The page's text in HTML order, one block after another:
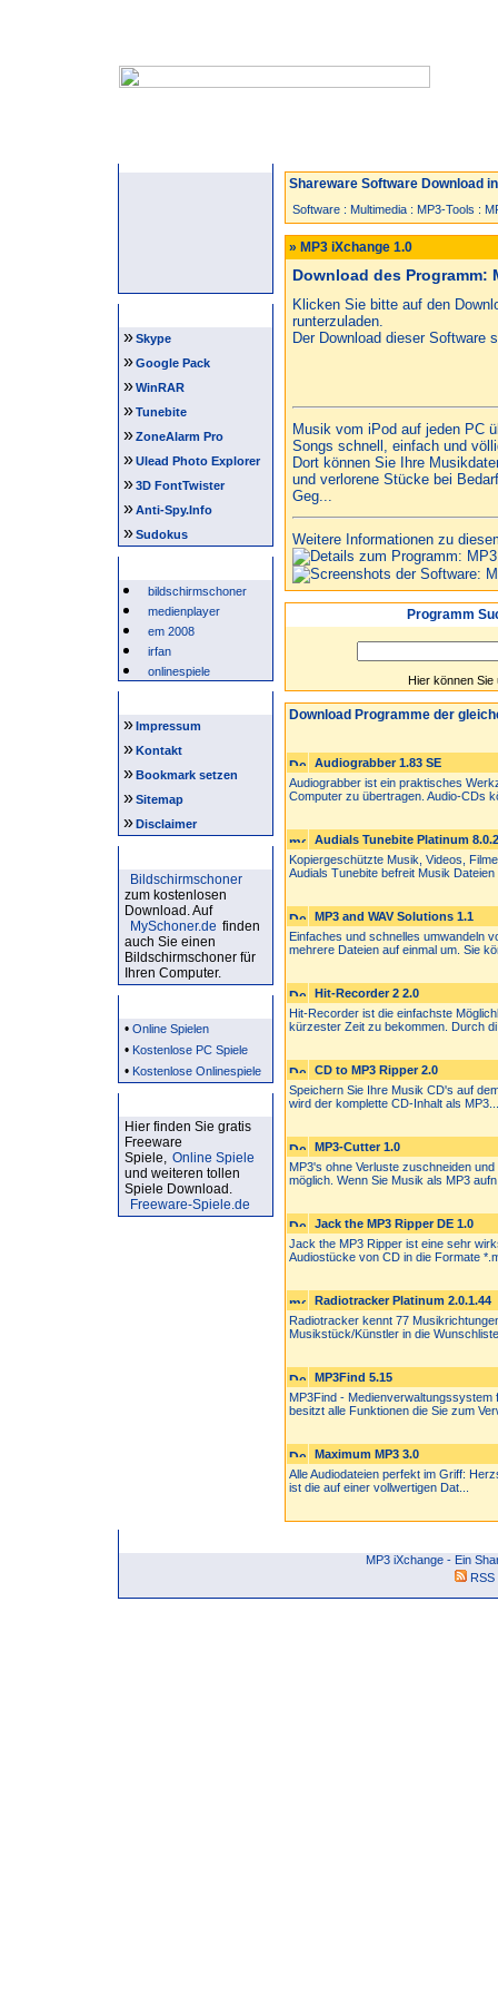
»Skype
»Google Pack
»WinRAR
»Tunebite
»ZoneAlarm Pro
»Ulead Photo Explorer
»3D FontTwister
»Anti-Spy.Info
»Sudokus
bildschirmschoner
medienplayer
em 2008
irfan
onlinespiele
»Impressum
»Kontakt
»Bookmark setzen
»Sitemap
»Disclaimer
Bildschirmschoner
zum kostenlosen
Download. Auf
MySchoner.de finden
auch Sie einen
Bildschirmschoner für
Ihren Computer.
• Online Spielen
• Kostenlose PC Spiele
• Kostenlose Onlinespiele
Hier finden Sie gratis
Freeware
Spiele, Online Spiele
und weiteren tollen
Spiele Download.
Freeware-Spiele.de
Shareware Software Download
Software : Multimedia : MP3-Tools :
» MP3 iXchange 1.0
Download des Programm:
Klicken Sie bitte auf den
runterzuladen.
Der Download dieser Software
Musik vom iPod auf jeden PC
Songs schnell, einfach und
Dort können Sie Ihre
und verlorene Stücke bei
Geg...
Weitere Informationen zu
Programm
Hier können
Download Programme der
Audiograbber 1.83 SE
Audiograbber ist ein praktisches
Computer zu übertragen. Audio-CDs
Audials Tunebite Platinum
Kopiergeschützte Musik, Videos,
Audials Tunebite befreit Musik Dateien
MP3 and WAV Solutions 1.1
Einfaches und schnelles umwandeln
mehrere Dateien auf einmal um. Sie
Hit-Recorder 2 2.0
Hit-Recorder ist die einfachste
kürzester Zeit zu bekommen. Durch
CD to MP3 Ripper 2.0
Speichern Sie Ihre Musik CD's auf
wird der komplette CD-Inhalt als MP3...
MP3-Cutter 1.0
MP3's ohne Verluste zuschneiden
möglich. Wenn Sie Musik als MP3
Jack the MP3 Ripper DE 1.0
Jack the MP3 Ripper ist eine sehr
Audiostücke von CD in die Formate
Radiotracker Platinum 2.0.1.44
Radiotracker kennt 77
Musikstück/Künstler in die
MP3Find 5.15
MP3Find - Medienverwaltungssystem
besitzt alle Funktionen die Sie zum
Maximum MP3 3.0
Alle Audiodateien perfekt im Griff:
ist die auf einer vollwertigen Dat...
MP3 iXchange - Ein